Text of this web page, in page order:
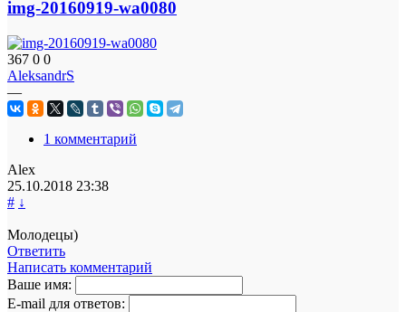
img-20160919-wa0080
367 0 0
AleksandrS
—
1 комментарий
Alex
25.10.2018 23:38
# ↓
Молодецы)
Ответить
Написать комментарий
Ваше имя:
E-mail для ответов: